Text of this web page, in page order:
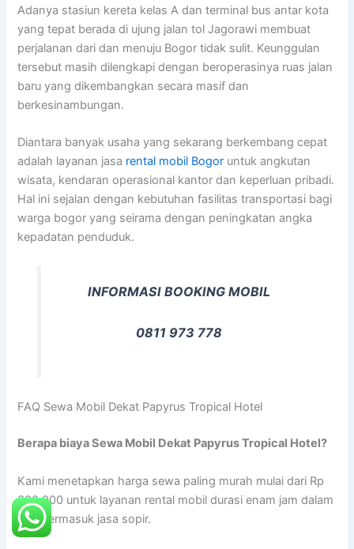
Adanya stasiun kereta kelas A dan terminal bus antar kota
yang tepat berada di ujung jalan tol Jagorawi membuat
perjalanan dari dan menuju Bogor tidak sulit. Keunggulan
tersebut masih dilengkapi dengan beroperasinya ruas jalan
baru yang dikembangkan secara masif dan
berkesinambungan.
Diantara banyak usaha yang sekarang berkembang cepat
adalah layanan jasa rental mobil Bogor untuk angkutan
wisata, kendaran operasional kantor dan keperluan pribadi.
Hal ini sejalan dengan kebutuhan fasilitas transportasi bagi
warga bogor yang seirama dengan peningkatan angka
kepadatan penduduk.
INFORMASI BOOKING MOBIL
0811 973 778
FAQ Sewa Mobil Dekat Papyrus Tropical Hotel
Berapa biaya Sewa Mobil Dekat Papyrus Tropical Hotel?
Kami menetapkan harga sewa paling murah mulai dari Rp
300.000 untuk layanan rental mobil durasi enam jam dalam
kota termasuk jasa sopir.